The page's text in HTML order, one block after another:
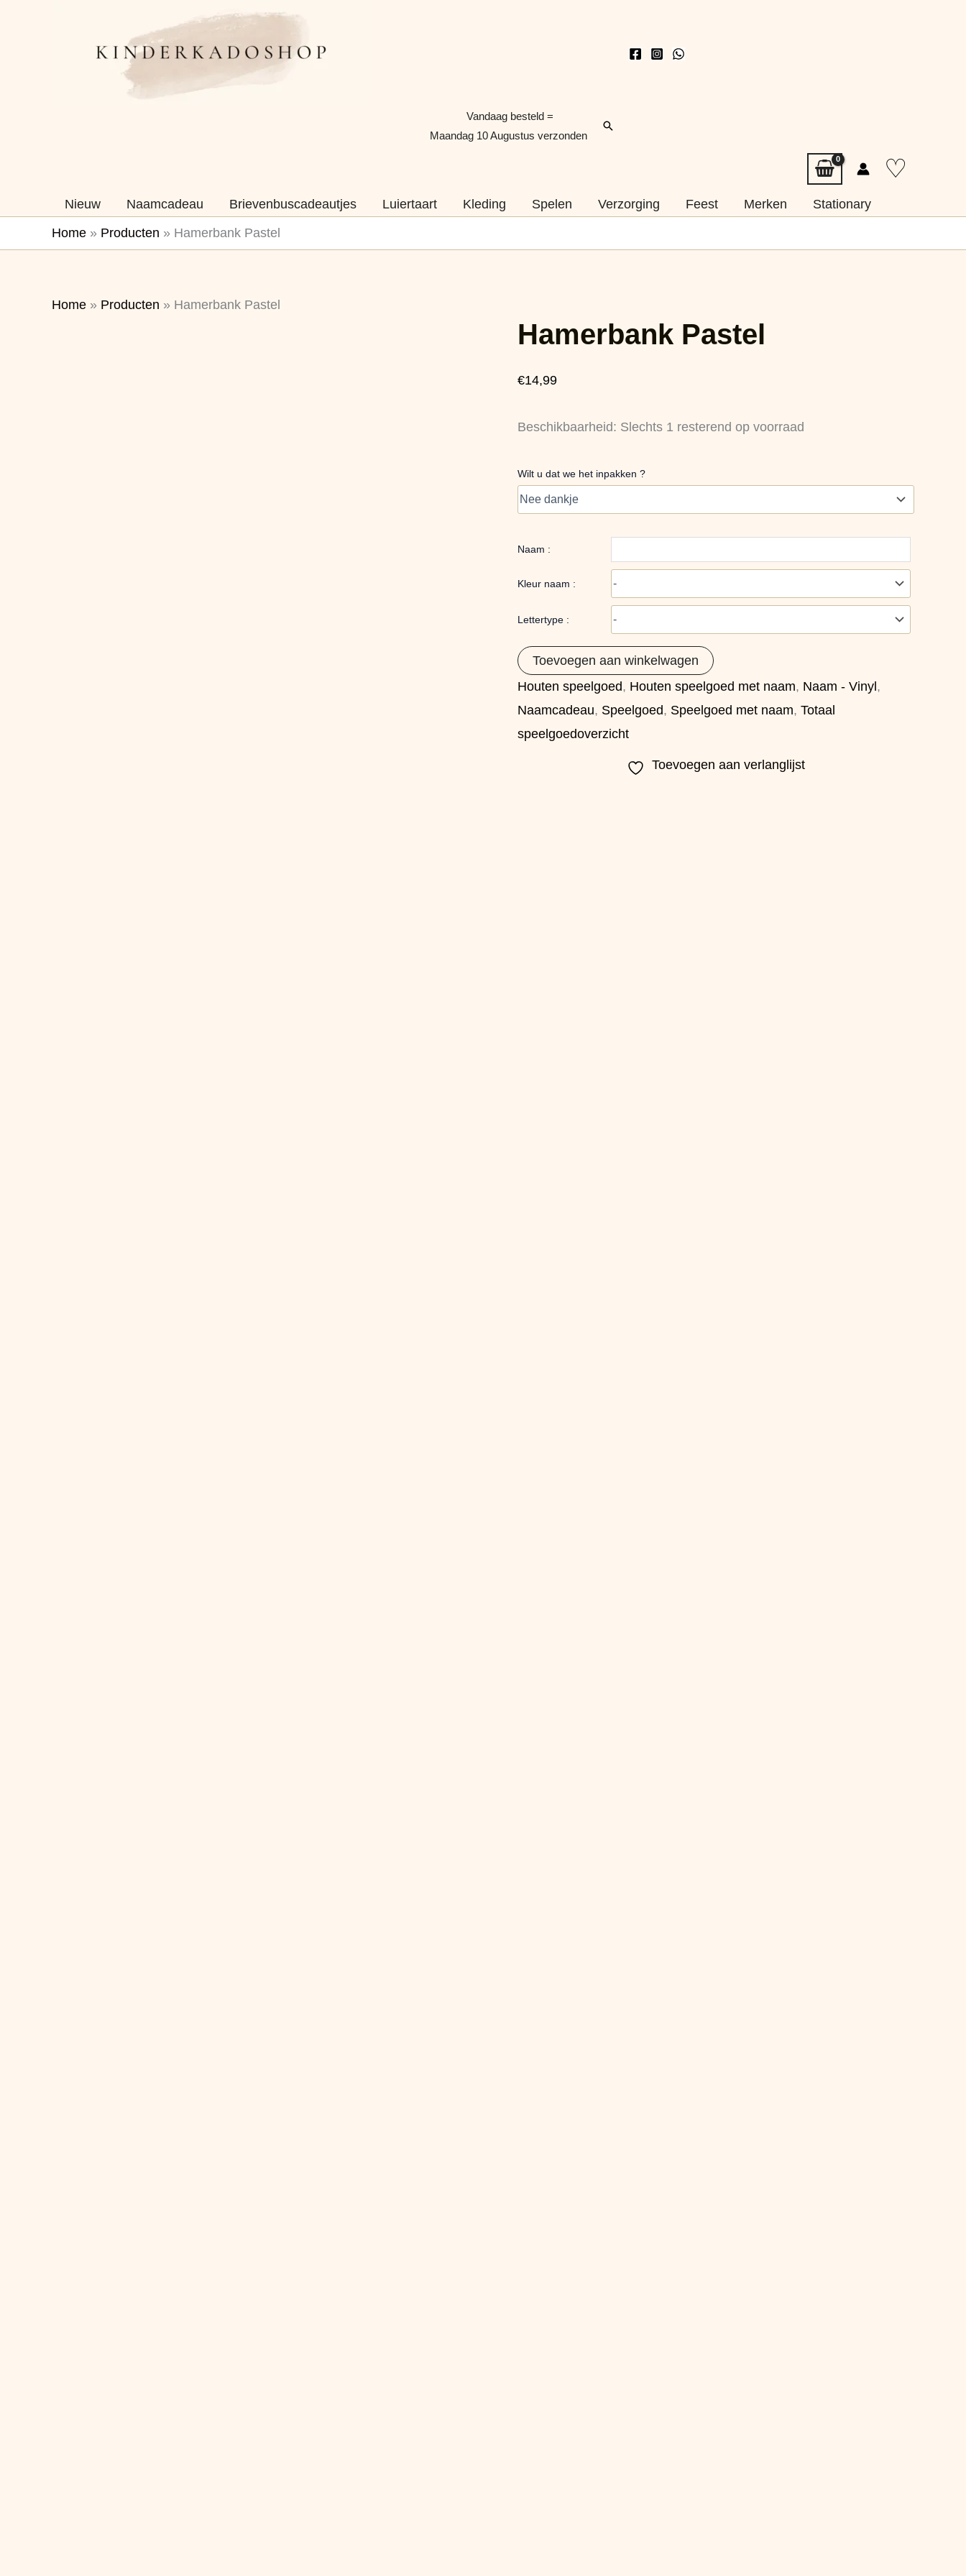
Vandaag besteld =
Maandag 10 Augustus verzonden
Zoeken
♡
Nieuw Naamcadeau Brievenbuscadeautjes Luiertaart Kleding Spelen Verzorging Feest Merken
Stationary
Home » Producten » Hamerbank Pastel
Home » Producten » Hamerbank Pastel
Hamerbank Pastel
€14,99
Beschikbaarheid: Slechts 1 resterend op voorraad
Wilt u dat we het inpakken ?
Naam :
Kleur naam :
Lettertype :
aantal
Toevoegen aan winkelwagen
Houten speelgoed, Houten speelgoed met naam, Naam - Vinyl ,
Naamcadeau, Speelgoed, Speelgoed met naam, Totaal
speelgoedoverzicht
Toevoegen aan verlanglijst